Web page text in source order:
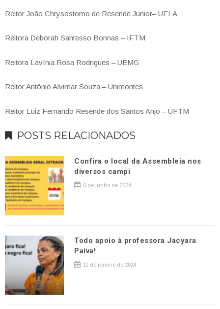
Reitor João Chrysostomo de Resende Junior– UFLA
Reitora Deborah Santesso Bonnas – IFTM
Reitora Lavínia Rosa Rodrigues – UEMG
Reitor Antônio Alvimar Souza – Unimontes
Reitor Luiz Fernando Resende dos Santos Anjo – UFTM
POSTS RELACIONADOS
Confira o local da Assembleia nos
diversos campi
6 de junho de 2024
Todo apoio à professora Jacyara
Paiva!
11 de janeiro de 2024